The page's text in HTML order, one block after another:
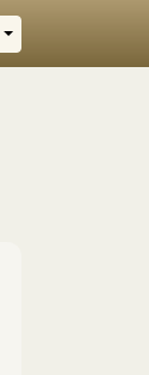
Выбрать область